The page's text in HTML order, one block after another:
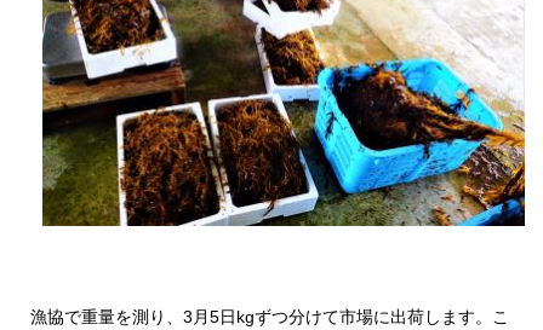
漁協で重量を測り、3月5日kgずつ分けて市場に出荷します。こ